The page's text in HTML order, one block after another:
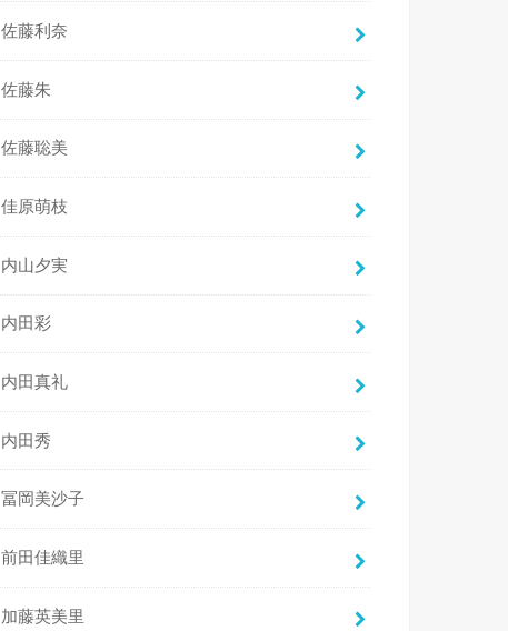
佐藤利奈
佐藤朱
佐藤聡美
佳原萌枝
内山夕実
内田彩
内田真礼
内田秀
冨岡美沙子
前田佳織里
加藤英美里